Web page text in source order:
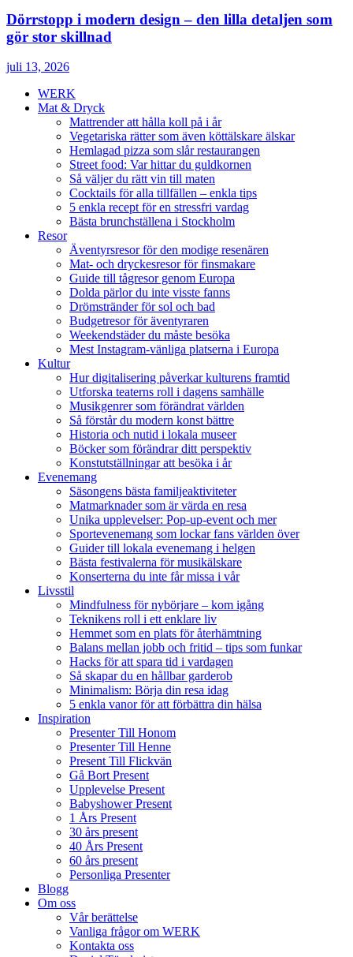
Dörrstopp i modern design – den lilla detaljen som
gör stor skillnad
juli 13, 2026
WERK
Mat & Dryck
Mattrender att hålla koll på i år
Vegetariska rätter som även köttälskare älskar
Hemlagad pizza som slår restaurangen
Street food: Var hittar du guldkornen
Så väljer du rätt vin till maten
Cocktails för alla tillfällen – enkla tips
5 enkla recept för en stressfri vardag
Bästa brunchställena i Stockholm
Resor
Äventyrsresor för den modige resenären
Mat- och dryckesresor för finsmakare
Guide till tågresor genom Europa
Dolda pärlor du inte visste fanns
Drömstränder för sol och bad
Budgetresor för äventyraren
Weekendstäder du måste besöka
Mest Instagram-vänliga platserna i Europa
Kultur
Hur digitalisering påverkar kulturens framtid
Utforska teaterns roll i dagens samhälle
Musikgenrer som förändrat världen
Så förstår du modern konst bättre
Historia och nutid i lokala museer
Böcker som förändrar ditt perspektiv
Konstutställningar att besöka i år
Evenemang
Säsongens bästa familjeaktiviteter
Matmarknader som är värda en resa
Unika upplevelser: Pop-up-event och mer
Sportevenemang som lockar fans världen över
Guider till lokala evenemang i helgen
Bästa festivalerna för musikälskare
Konserterna du inte får missa i vår
Livsstil
Mindfulness för nybörjare – kom igång
Teknikens roll i ett enklare liv
Hemmet som en plats för återhämtning
Balans mellan jobb och fritid – tips som funkar
Hacks för att spara tid i vardagen
Så skapar du en hållbar garderob
Minimalism: Börja din resa idag
5 enkla vanor för att förbättra din hälsa
Inspiration
Presenter Till Honom
Presenter Till Henne
Present Till Flickvän
Gå Bort Present
Upplevelse Present
Babyshower Present
1 Års Present
30 års present
40 Års Present
60 års present
Personliga Presenter
Blogg
Om oss
Vår berättelse
Vanliga frågor om WERK
Kontakta oss